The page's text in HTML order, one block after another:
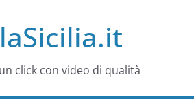
click con video di qualità